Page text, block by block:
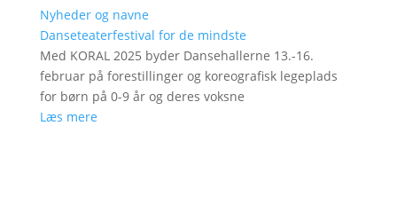
Nyheder og navne
Danseteaterfestival for de mindste
Med KORAL 2025 byder Dansehallerne 13.-16.
februar på forestillinger og koreografisk legeplads
for børn på 0-9 år og deres voksne
Læs mere